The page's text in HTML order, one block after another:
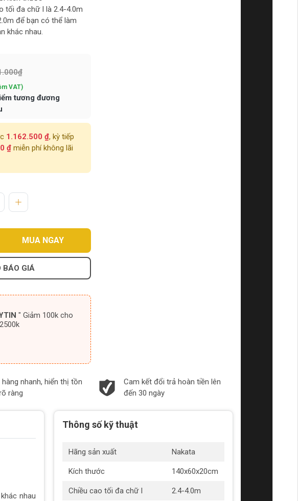
tối đa chữ I là 2.4-4.0m
để bạn có thể làm
khác nhau.
VAT)
tương đương
1.162.500 ₫, kỳ tiếp
₫miễn phí không lãi
MUA NGAY
BÁO GIÁ
" Giảm 100k cho
hàng nhanh, hiển thị tồn
ràng
Cam kết đổi trả hoàn tiền lên
đến 30 ngày
nhau
Thông số kỹ thuật
Hãng sản xuất Nakata
Kích thước 140x60x20cm
Chiều cao tối đa chữ I 2.4-4.0m